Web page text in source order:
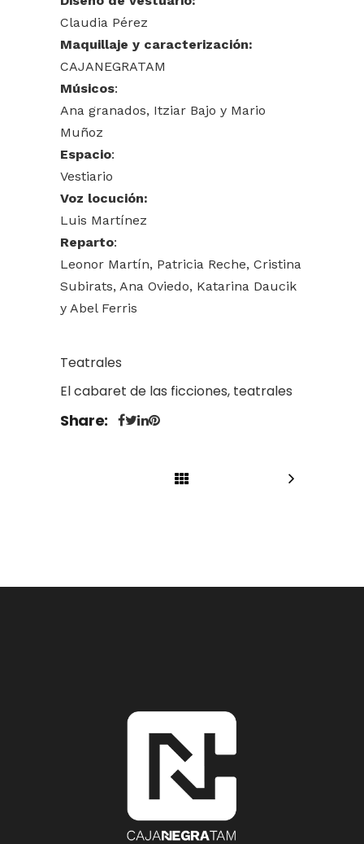
Teatrales
El cabaret de las ficciones, teatrales
Claudia Pérez
Maquillaje y caracterización:
CAJANEGRATAM
Músicos:
Ana granados, Itziar Bajo y Mario
Muñoz
Espacio:
Vestiario
Voz locución:
Luis Martínez
Reparto:
Leonor Martín, Patricia Reche, Cristina
Subirats, Ana Oviedo, Katarina Daucik
y Abel Ferris
Share